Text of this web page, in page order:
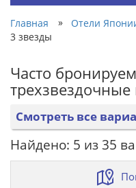
Главная » Отели
3 звезды
Часто
трехзвездочные
Смотреть все
Найдено: 5 из 35